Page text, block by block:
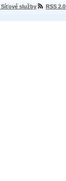
Síťové služby RSS